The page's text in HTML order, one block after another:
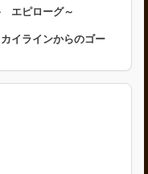
エピローグ～
イラインからのゴー